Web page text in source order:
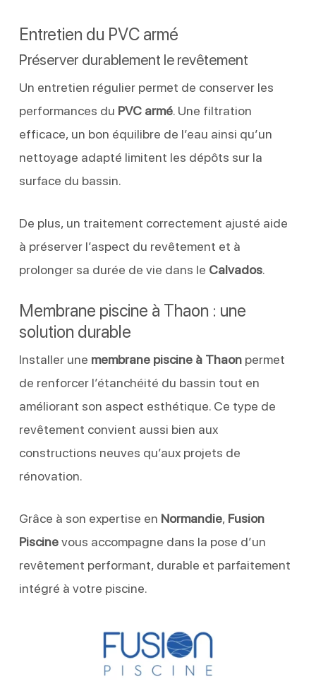
Entretien du PVC armé
Préserver durablement le revêtement
Un entretien régulier permet de conserver les
performances du PVC armé. Une filtration
efficace, un bon équilibre de l’eau ainsi qu’un
nettoyage adapté limitent les dépôts sur la
surface du bassin.
De plus, un traitement correctement ajusté aide
à préserver l’aspect du revêtement et à
prolonger sa durée de vie dans le Calvados.
Membrane piscine à Thaon : une
solution durable
Installer une membrane piscine à Thaonpermet
de renforcer l’étanchéité du bassin tout en
améliorant son aspect esthétique. Ce type de
revêtement convient aussi bien aux
constructions neuves qu’aux projets de
rénovation.
Grâce à son expertise en Normandie, Fusion
Piscinevous accompagne dans la pose d’un
revêtement performant, durable et parfaitement
intégré à votre piscine.